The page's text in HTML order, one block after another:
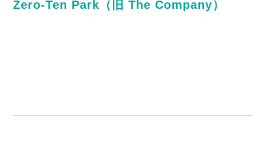
Zero-Ten Park（旧 The Company）